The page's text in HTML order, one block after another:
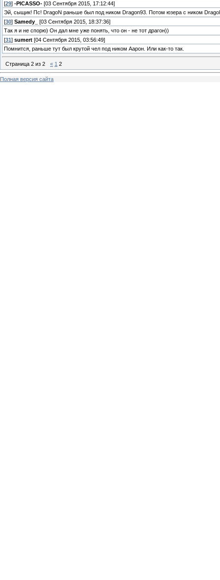
[29] -PICASSO- [03 Сентября 2015, 17:12:44]
Эй, сыщик! Пс! DragoN раньше был под ником Dragon93. Потом юзера с ником
[30] Samedy_
[03 Сентября 2015, 18:37:36]
Так я и не спорю) Он дал мне уже понять, что он - не тот драгон))
[31 ] sumert [04 Сентября 2015, 03:56:49]
Помнится, раньше тут был крутой чел под ником Аарон. Или как-то так.
Страница 2 из 2 « 1 2
Полная версия сайта